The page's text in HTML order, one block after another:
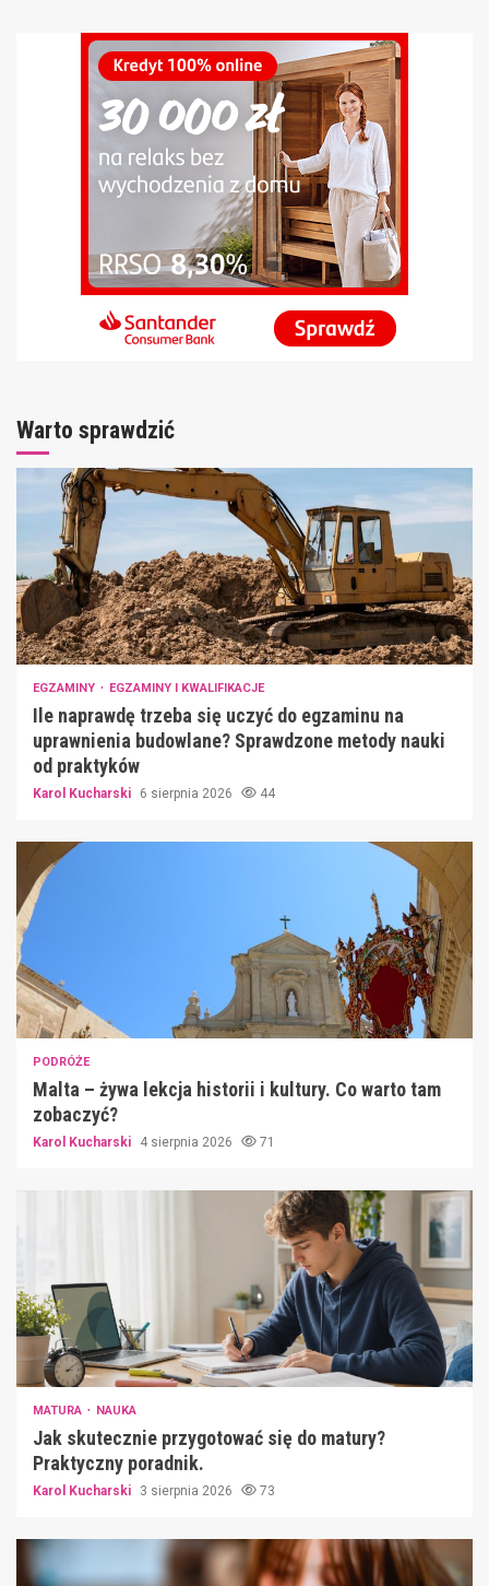
Warto sprawdzić
EGZAMINY EGZAMINY I KWALIFIKACJE
Ile naprawdę trzeba się uczyć do egzaminu na
uprawnienia budowlane? Sprawdzone metody nauki
od praktyków
Karol Kucharski 6 sierpnia 2026 44
PODRÓŻE
Malta – żywa lekcja historii i kultury. Co warto tam
zobaczyć?
Karol Kucharski 4 sierpnia 2026 71
MATURA NAUKA
Jak skutecznie przygotować się do matury?
Praktyczny poradnik.
Karol Kucharski 3 sierpnia 2026 73